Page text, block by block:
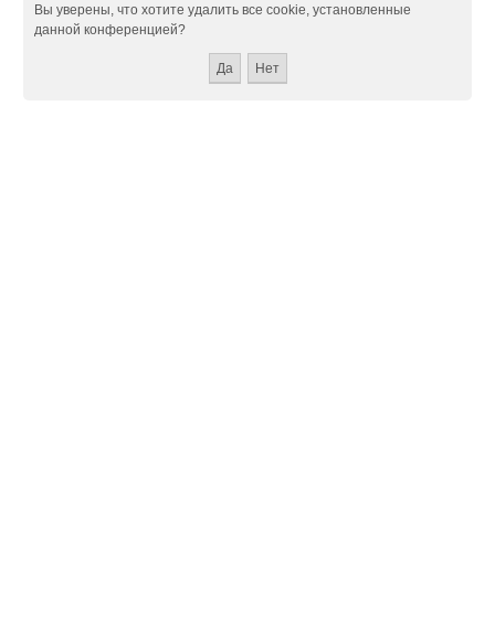
Вы уверены, что хотите удалить все cookie, установленные
данной конференцией?